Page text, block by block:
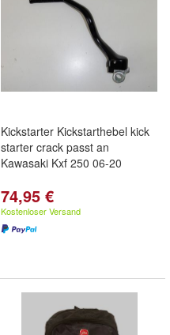
Kickstarter Kickstarthebel kick
starter crack passt an
Kawasaki Kxf 250 06-20
74,95 €
Kostenloser Versand